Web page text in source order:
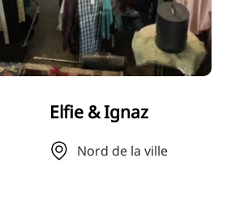
RU
ZH
Elfie & Ignaz
Nord de la ville